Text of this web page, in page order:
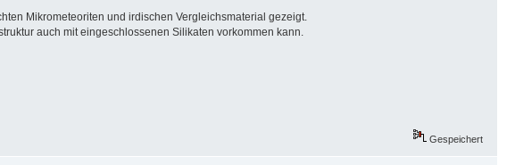
Mikrometeoriten und irdischen Vergleichsmaterial gezeigt.
auch mit eingeschlossenen Silikaten vorkommen kann.
Gespeichert